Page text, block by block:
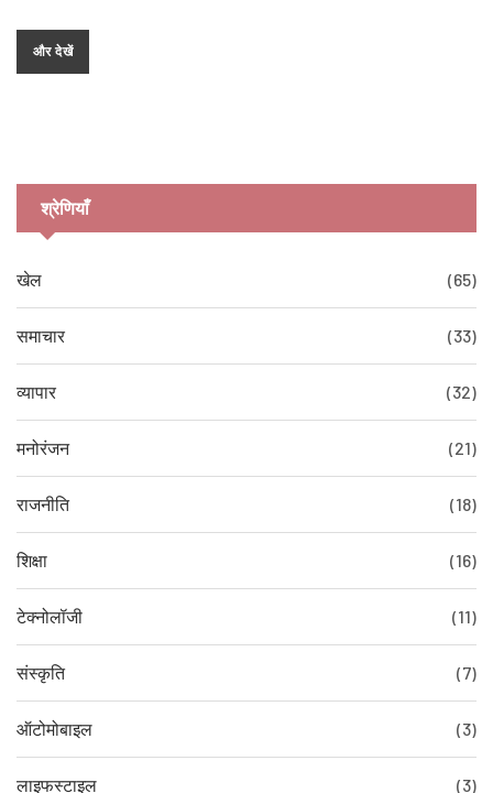
और देखें
श्रेणियाँ
खेल (65)
समाचार (33)
व्यापार (32)
मनोरंजन (21)
राजनीति (18)
शिक्षा (16)
टेक्नोलॉजी (11)
संस्कृति (7)
ऑटोमोबाइल (3)
लाइफस्टाइल (3)